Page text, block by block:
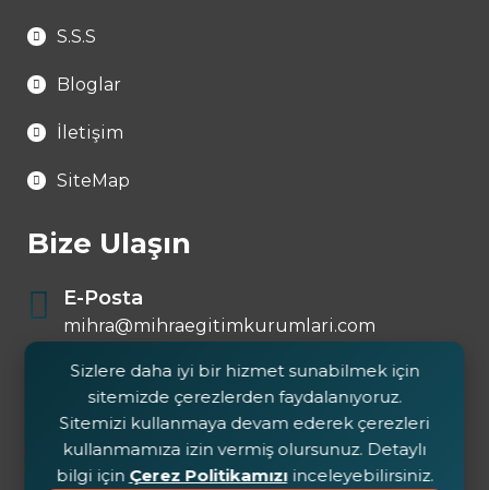
S.S.S
Bloglar
İletişim
SiteMap
Bize Ulaşın
E-Posta
mihra@mihraegitimkurumlari.com
Telefon
0 546 644 72 25
Sizlere daha iyi bir hizmet sunabilmek için
sitemizde çerezlerden faydalanıyoruz.
Sitemizi kullanmaya devam ederek çerezleri
kullanmamıza izin vermiş olursunuz. Detaylı
bilgi için Çerez Politikamızıinceleyebilirsiniz.